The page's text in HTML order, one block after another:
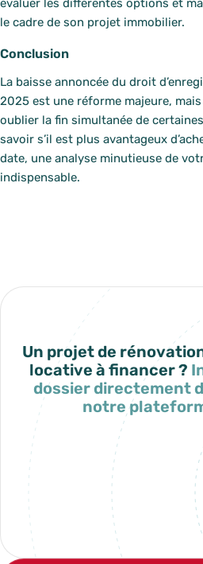
évaluer les différentes options et
le cadre de son projet immobilier.
Conclusion
La baisse annoncée du droit
2025 est une réforme majeure,
oublier la fin simultanée de
savoir s’il est plus avantageux
date, une analyse minutieuse de
indispensable.
Play
01:59
Play
Un projet de
locative à financer ?
dossier directement
notre
Mon espace